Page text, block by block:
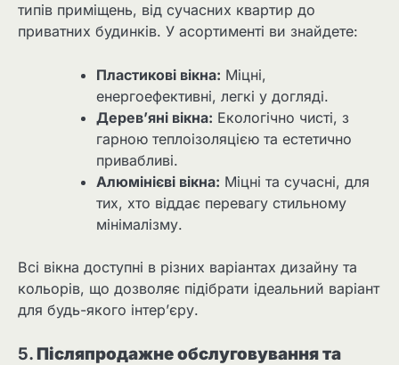
типів приміщень, від сучасних квартир до
приватних будинків. У асортименті ви знайдете:
Пластикові вікна: Міцні,
енергоефективні, легкі у догляді.
Дерев’яні вікна: Екологічно чисті, з
гарною теплоізоляцією та естетично
привабливі.
Алюмінієві вікна: Міцні та сучасні, для
тих, хто віддає перевагу стильному
мінімалізму.
Всі вікна доступні в різних варіантах дизайну та
кольорів, що дозволяє підібрати ідеальний варіант
для будь-якого інтер’єру.
5. Післяпродажне обслуговування та